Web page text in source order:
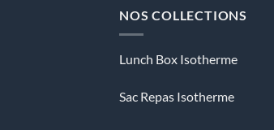
NOS COLLECTIONS
Lunch Box Isotherme
Sac Repas Isotherme